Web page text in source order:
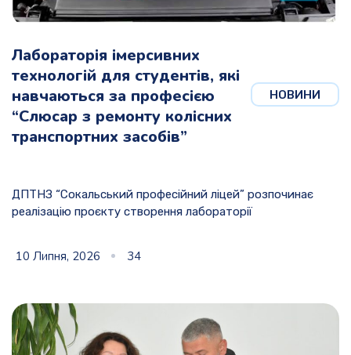
НОВИНИ
Лабораторія імерсивних
технологій для студентів, які
навчаються за професією
“Слюсар з ремонту колісних
транспортних засобів”
ДПТНЗ “Сокальський професійний ліцей” розпочинає
реалізацію проєкту створення лабораторії
10 Липня, 2026 34